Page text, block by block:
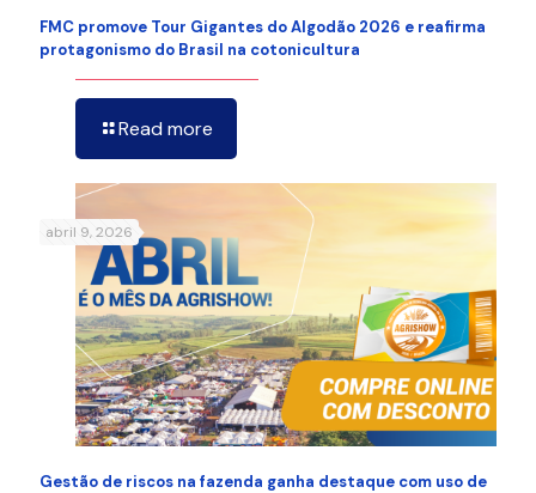
FMC promove Tour Gigantes do Algodão 2026 e reafirma
protagonismo do Brasil na cotonicultura
Read more
abril 9, 2026
Gestão de riscos na fazenda ganha destaque com uso de